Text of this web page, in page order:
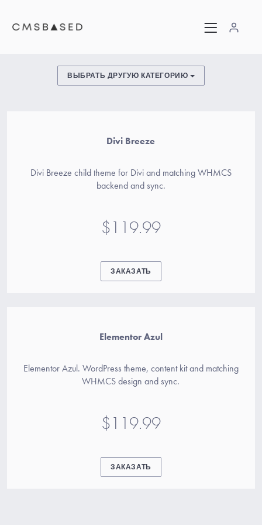
ВЫБРАТЬ ДРУГУЮ КАТЕГОРИЮ
Divi Breeze
Divi Breeze child theme for Divi and matching WHMCS
backend and sync.
$119.99
ЗАКАЗАТЬ
Elementor Azul
Elementor Azul. WordPress theme, content kit and matching
WHMCS design and sync.
$119.99
ЗАКАЗАТЬ